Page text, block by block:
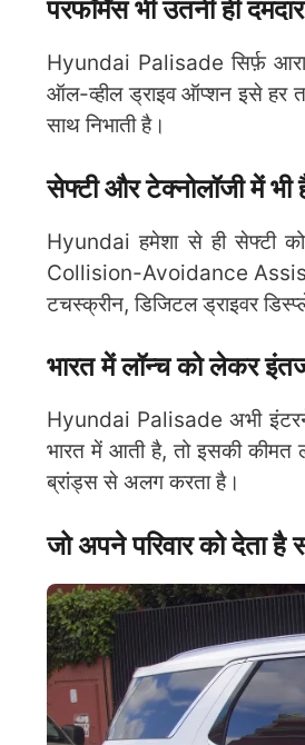
परफॉर्मेंस भी उतनी ही
Hyundai Palisade सिर्फ़
ऑल-व्हील ड्राइव ऑप्शन इसे हर
साथ निभाती है।
सेफ्टी और टेक्नोलॉजी में भी
Hyundai हमेशा से ही सेफ्टी
Collision-Avoidance
टचस्क्रीन, डिजिटल ड्राइवर
भारत में लॉन्च को लेकर
Hyundai Palisade अभी
भारत में आती है, तो इसकी
ब्रांड्स से अलग करता है।
जो अपने परिवार को देता